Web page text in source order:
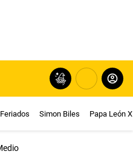
Feriados Simon Biles Papa León